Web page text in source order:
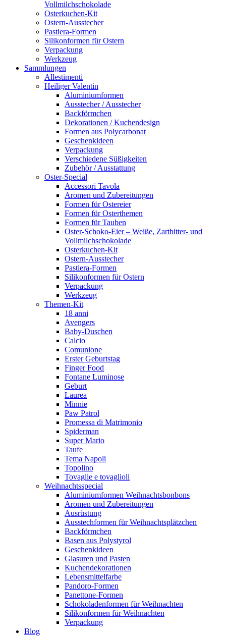
Vollmilchschokolade
Osterkuchen-Kit
Ostern-Ausstecher
Pastiera-Formen
Silikonformen für Ostern
Verpackung
Werkzeug
Sammlungen
Allestimenti
Heiliger Valentin
Aluminiumformen
Ausstecher / Ausstecher
Backförmchen
Dekorationen / Kuchendesign
Formen aus Polycarbonat
Geschenkideen
Verpackung
Verschiedene Süßigkeiten
Zubehör / Ausstattung
Oster-Special
Accessori Tavola
Aromen und Zubereitungen
Formen für Ostereier
Formen für Osterthemen
Formen für Tauben
Oster-Schoko-Eier – Weiße, Zartbitter- und
Vollmilchschokolade
Osterkuchen-Kit
Ostern-Ausstecher
Pastiera-Formen
Silikonformen für Ostern
Verpackung
Werkzeug
Themen-Kit
18 anni
Avengers
Baby-Duschen
Calcio
Comunione
Erster Geburtstag
Finger Food
Fontane Luminose
Geburt
Laurea
Minnie
Paw Patrol
Promessa di Matrimonio
Spiderman
Super Mario
Taufe
Tema Napoli
Topolino
Tovaglie e tovaglioli
Weihnachtsspecial
Aluminiumformen Weihnachtsbonbons
Aromen und Zubereitungen
Ausrüstung
Ausstechformen für Weihnachtsplätzchen
Backförmchen
Basen aus Polystyrol
Geschenkideen
Glasuren und Pasten
Kuchendekorationen
Lebensmittelfarbe
Pandoro-Formen
Panettone-Formen
Schokoladenformen für Weihnachten
Silikonformen für Weihnachten
Verpackung
Blog